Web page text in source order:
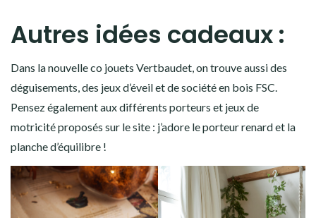
Autres idées cadeaux :
Dans la nouvelle co jouets Vertbaudet, on trouve aussi des
déguisements, des jeux d’éveil et de société en bois FSC.
Pensez également aux différents porteurs et jeux de
motricité proposés sur le site : j’adore le porteur renard et la
planche d’équilibre !